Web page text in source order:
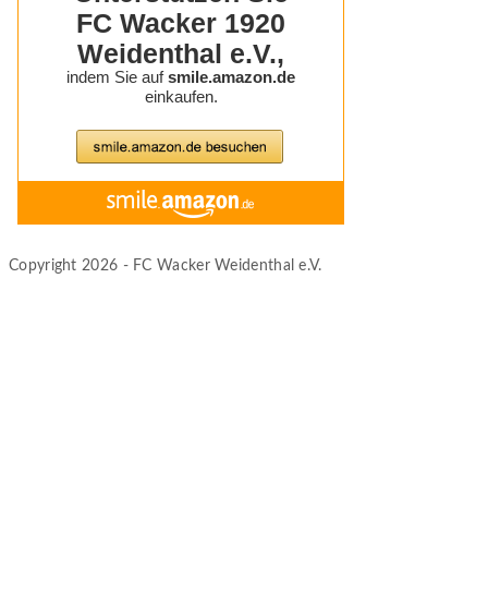
Copyright 2026 - FC Wacker Weidenthal e.V.